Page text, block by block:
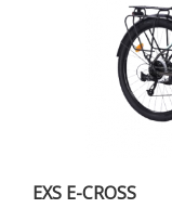
EXS E-CROSS